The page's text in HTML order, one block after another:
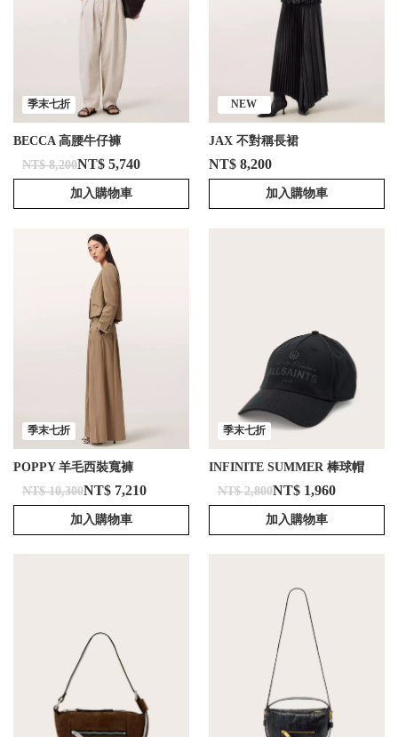
季末七折
BECCA 高腰牛仔褲
NT$ 8,200NT$ 5,740
加入購物車
NEW
JAX 不對稱長裙
NT$ 8,200
加入購物車
季末七折
POPPY 羊毛西裝寬褲
NT$ 10,300NT$ 7,210
加入購物車
季末七折
INFINITE SUMMER 棒球帽
NT$ 2,800NT$ 1,960
加入購物車